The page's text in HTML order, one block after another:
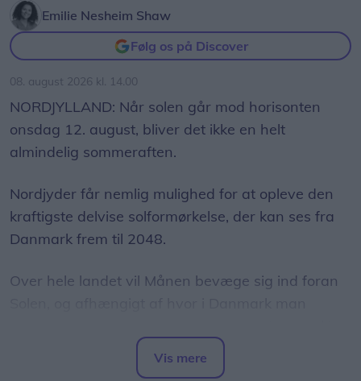
Emilie Nesheim Shaw
Følg os på Discover
08. august 2026 kl. 14.00
NORDJYLLAND: Når solen går mod horisonten
onsdag 12. august, bliver det ikke en helt
almindelig sommeraften.
Nordjyder får nemlig mulighed for at opleve den
kraftigste delvise solformørkelse, der kan ses fra
Danmark frem til 2048.
Over hele landet vil Månen bevæge sig ind foran
Vis mere